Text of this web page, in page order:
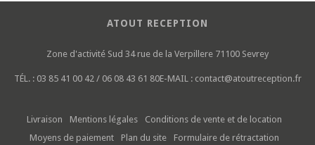
ATOUT RECEPTION
Zone d'activité Sud 34 rue de la Verpillere 71100 Sevrey
TÉL. : 03 85 41 00 42 / 06 08 43 61 80E-MAIL : contact@atoutreception.fr
Livraison Mentions légales
Conditions de vente et de location
Moyens de paiement
Plan du site Formulaire de rétractation